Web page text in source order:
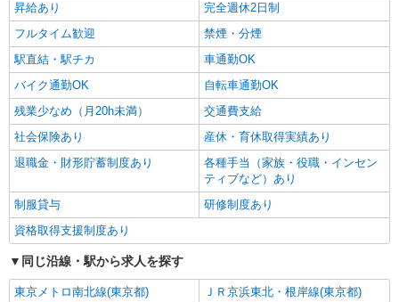
昇給あり
完全週休2日制
フルタイム歓迎
禁煙・分煙
駅直結・駅チカ
車通勤OK
バイク通勤OK
自転車通勤OK
残業少なめ（月20h未満）
交通費支給
社会保険あり
産休・育休取得実績あり
退職金・財形貯蓄制度あり
各種手当（家族・役職・インセン
ティブなど）あり
制服貸与
研修制度あり
資格取得支援制度あり
同じ沿線・駅から求人を探す
東京メトロ南北線(東京都)
ＪＲ京浜東北・根岸線(東京都)